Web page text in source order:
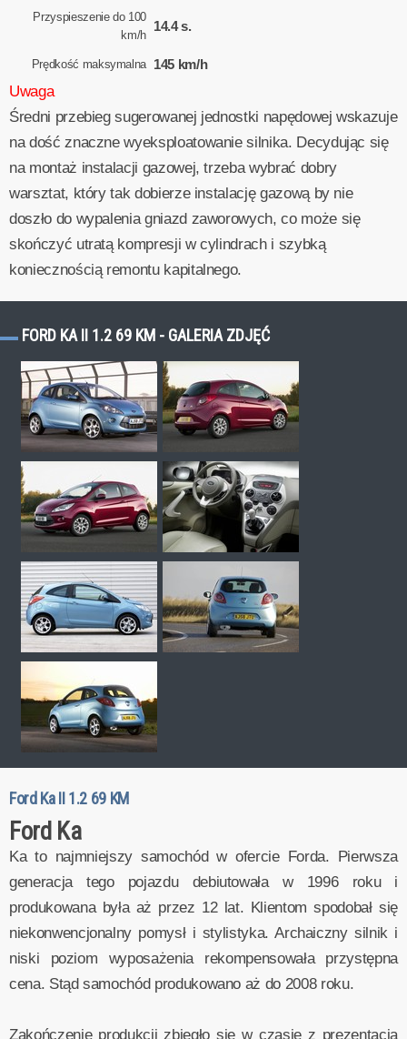
Przyspieszenie do 100
km/h
14.4 s.
Prędkość maksymalna 145 km/h
Uwaga
Średni przebieg sugerowanej jednostki napędowej wskazuje
na dość znaczne wyeksploatowanie silnika. Decydując się
na montaż instalacji gazowej, trzeba wybrać dobry
warsztat, który tak dobierze instalację gazową by nie
doszło do wypalenia gniazd zaworowych, co może się
skończyć utratą kompresji w cylindrach i szybką
koniecznością remontu kapitalnego.
FORD KA II 1.2 69 KM - GALERIA ZDJĘĆ
Ford Ka II 1.2 69 KM
Ford Ka
Ka to najmniejszy samochód w ofercie Forda. Pierwsza
generacja tego pojazdu debiutowała w 1996 roku i
produkowana była aż przez 12 lat. Klientom spodobał się
niekonwencjonalny pomysł i stylistyka. Archaiczny silnik i
niski poziom wyposażenia rekompensowała przystępna
cena. Stąd samochód produkowano aż do 2008 roku.
Zakończenie produkcji zbiegło się w czasie z prezentacją